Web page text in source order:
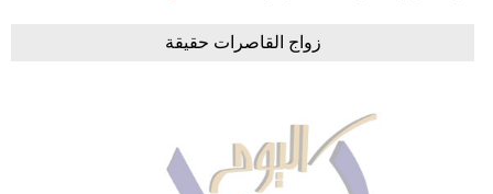
زواج القاصرات حقيقة